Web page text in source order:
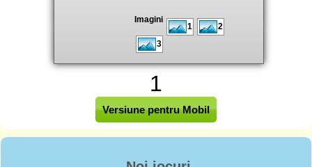
Imagini
1
2
3
1
Versiune pentru Mobil